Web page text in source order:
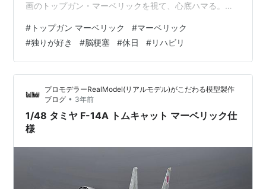
画のトップガン・マーベリックを視て、心底ハマる。出
自分は前職の3年目だった、いい仕事、いい上司に恵まれ
たが、脳梗塞に倒れ、5年の任期を前に3年目で退職。人
生は思い通りにいかない。退院後も後遺症の痛みやふら
つき、再就職出来たが、安い給料に耐える日々。でも、
年に一度の誕生日、ケーキを奮発。嫁さんのため。 2022
年大晦日に脳梗塞（ワレンベルグ）で…
# トップガン マーベリック #マーベリック
#独りが好き #脳梗塞 #休日 #リハビリ
プロモデラーRealModel(リアルモデル)がこだわる模型製作
ブログ • 3年前
1/48 タミヤ F-14A トムキャット マーベリック仕
様